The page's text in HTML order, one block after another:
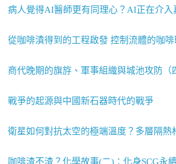
病人覺得AI醫師更有同理心？AI正在介入
從咖啡漬得到的工程啟發 控制流體的咖啡
商代晚期的旗斿、軍事組織與城池攻防（
戰爭的起源與中國新石器時代的戰爭
衛星如何對抗太空的極端溫度？多層隔熱
咖啡渣不渣？化學故事(二)：化身SCG永